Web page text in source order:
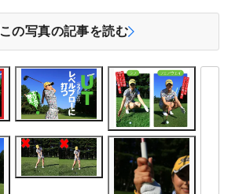
この写真の記事を読む